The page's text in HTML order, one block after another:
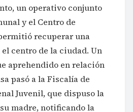
un operativo conjunto
y el Centro de
recuperar una
centro de la ciudad. Un
aprehendido en relación
pasó a la Fiscalía de
Juvenil, que dispuso la
madre, notificando la